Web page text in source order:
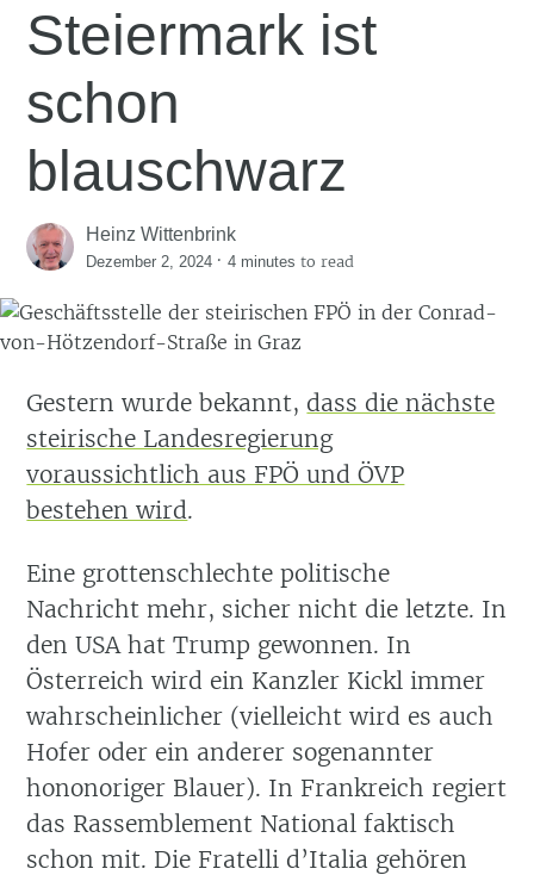
Steiermark ist
schon
blauschwarz
Heinz Wittenbrink
Dezember 2, 2024 ·4 minutes to read
Gestern wurde bekannt, dass die nächste
steirische Landesregierung
voraussichtlich aus FPÖ und ÖVP
bestehen wird.
Eine grottenschlechte politische
Nachricht mehr, sicher nicht die letzte. In
den USA hat Trump gewonnen. In
Österreich wird ein Kanzler Kickl immer
wahrscheinlicher (vielleicht wird es auch
Hofer oder ein anderer sogenannter
hononoriger Blauer). In Frankreich regiert
das Rassemblement National faktisch
schon mit. Die Fratelli d’Italia gehören